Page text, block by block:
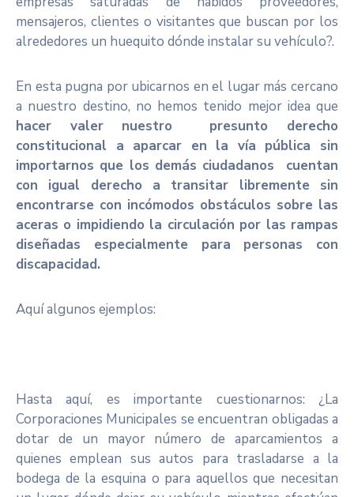
mensajeros, clientes o visitantes que buscan por los
alrededores un huequito dónde instalar su vehículo?.
En esta pugna por ubicarnos en el lugar más cercano
a nuestro destino, no hemos tenido mejor idea que
hacer valer nuestro presunto derecho
constitucional a aparcar en la vía pública sin
importarnos que los demás ciudadanos cuentan
con igual derecho a transitar libremente sin
encontrarse con incómodos obstáculos sobre las
aceras o impidiendo la circulación por las rampas
diseñadas especialmente para personas con
discapacidad.
Aquí algunos ejemplos:
Hasta aquí, es importante cuestionarnos: ¿La
Corporaciones Municipales se encuentran obligadas a
dotar de un mayor número de aparcamientos a
quienes emplean sus autos para trasladarse a la
bodega de la esquina o para aquellos que necesitan